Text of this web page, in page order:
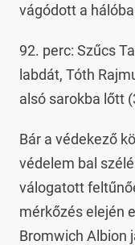
vágódott a
92. perc: Szűcs
labdát, Tóth
alsó sarokba lőtt
Bár a védekező
védelem bal
válogatott
mérkőzés elején
Bromwich Albion